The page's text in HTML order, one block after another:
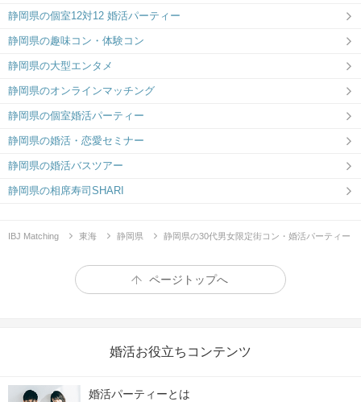
静岡県の個室12対12 婚活パーティー
静岡県の趣味コン・体験コン
静岡県の大型エンタメ
静岡県のオンラインマッチング
静岡県の個室婚活パーティー
静岡県の婚活・恋愛セミナー
静岡県の婚活バスツアー
静岡県の相席寿司SHARI
IBJ Matching 東海 静岡県 静岡県の30代男女限定街コン・婚活パーティー
ページトップへ
婚活お役立ちコンテンツ
婚活パーティーとは